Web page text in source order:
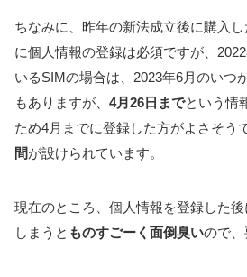
ちなみに、昨年の新法成立後に購入
に個人情報の登録は必須ですが、
いるSIMの場合は、 2023年6月のいつ
もありますが、 4月26日までという情
ため4月までに登録した方がよさそう
間が設けられています。
現在のところ、個人情報を登録した
しまうと ものすごーく面倒臭いので、